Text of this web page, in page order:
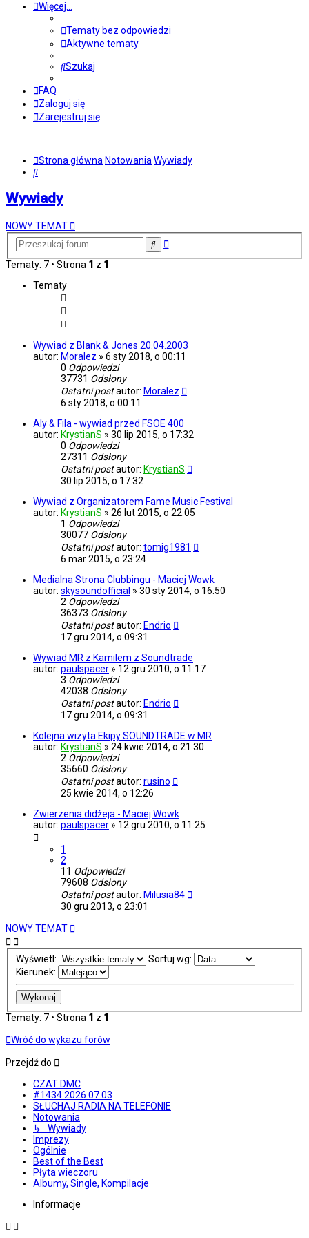
Więcej…
Tematy bez odpowiedzi
Aktywne tematy
Szukaj
FAQ
Zaloguj się
Zarejestruj się
Strona główna Notowania Wywiady
Szukaj
Wywiady
NOWY TEMAT
SzukajWyszukiwanie
Tematy: 7 • Strona 1 z 1
Tematy
Wywiad z Blank & Jones 20.04.2003
autor: Moralez » 6 sty 2018, o 00:11
0 Odpowiedzi
37731 Odsłony
Ostatni postautor: Moralez
6 sty 2018, o 00:11
Aly & Fila - wywiad przed FSOE 400
autor: KrystianS » 30 lip 2015, o 17:32
0 Odpowiedzi
27311 Odsłony
Ostatni postautor: KrystianS
30 lip 2015, o 17:32
Wywiad z Organizatorem Fame Music Festival
autor: KrystianS » 26 lut 2015, o 22:05
1 Odpowiedzi
30077 Odsłony
Ostatni postautor: tomig1981
6 mar 2015, o 23:24
Medialna Strona Clubbingu - Maciej Wowk
autor: skysoundofficial » 30 sty 2014, o 16:50
2 Odpowiedzi
36373 Odsłony
Ostatni postautor: Endrio
17 gru 2014, o 09:31
Wywiad MR z Kamilem z Soundtrade
autor: paulspacer » 12 gru 2010, o 11:17
3 Odpowiedzi
42038 Odsłony
Ostatni postautor: Endrio
17 gru 2014, o 09:31
Kolejna wizyta Ekipy SOUNDTRADE w MR
autor: KrystianS » 24 kwie 2014, o 21:30
2 Odpowiedzi
35660 Odsłony
Ostatni postautor: rusino
25 kwie 2014, o 12:26
Zwierzenia didżeja - Maciej Wowk
autor: paulspacer » 12 gru 2010, o 11:25
1
2
11 Odpowiedzi
79608 Odsłony
Ostatni postautor: Milusia84
30 gru 2013, o 23:01
NOWY TEMAT
Wyświetl:
Sortuj wg:
Kierunek:
Tematy: 7 • Strona 1 z 1
Wróć do wykazu forów
Przejdź do
CZAT DMC
#1434 2026.07.03
SŁUCHAJ RADIA NA TELEFONIE
Notowania
↳ Wywiady
Imprezy
Ogólnie
Best of the Best
Płyta wieczoru
Albumy, Single, Kompilacje
Informacje